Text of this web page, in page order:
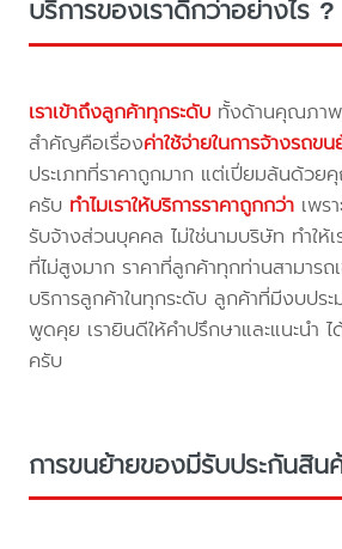
บริการของเราดีกว่าอย่างไร ?
เราเข้าถึงลูกค้าทุกระดับ ทั้งด้านคุณภาพ
สำคัญคือเรื่องค่าใช้จ่ายในการจ้างรถข
ประเภทที่ราคาถูกมาก แต่เปี่ยมล้นด้วย
ครับ ทำไมเราให้บริการราคาถูกกว่า เพร
รับจ้างส่วนบุคคล ไม่ใช่นามบริษัท ทำให้
ที่ไม่สูงมาก ราคาที่ลูกค้าทุกท่านสามารถ
บริการลูกค้าในทุกระดับ ลูกค้าที่มีงบปร
พูดคุย เรายินดีให้คำปรึกษาและแนะนำ
ครับ
การขนย้ายของมีรับประกันสิน